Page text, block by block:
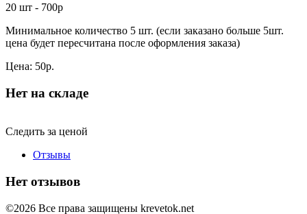
20 шт - 700р
Минимальное количество 5 шт. (если заказано больше 5шт.
цена будет пересчитана после оформления заказа)
Цена: 50р.
Нет на складе
Следить за ценой
Отзывы
Нет отзывов
©2026 Все права защищены krevetok.net